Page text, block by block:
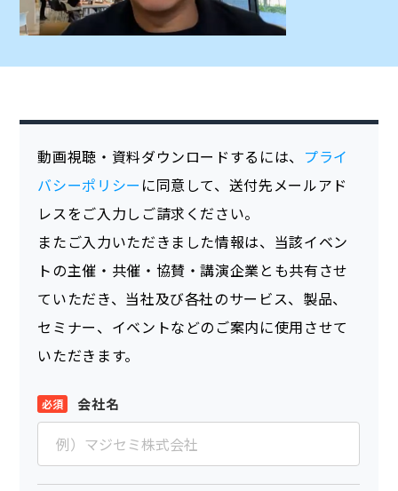
動画視聴・資料ダウンロードするには、 プライ
バシーポリシー に同意して、送付先メールアド
レスをご入力しご請求ください。
またご入力いただきました情報は、当該イベン
トの主催・共催・協賛・講演企業とも共有させ
ていただき、当社及び各社のサービス、製品、
セミナー、イベントなどのご案内に使用させて
いただきます。
会社名